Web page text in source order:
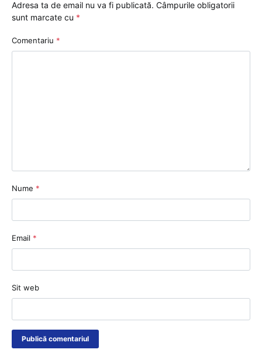
Adresa ta de email nu va fi publicată. Câmpurile obligatorii
sunt marcate cu *
Comentariu *
Nume *
Email *
Sit web